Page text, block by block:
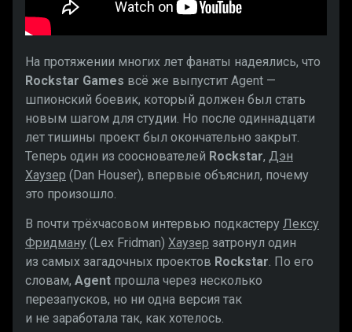
На протяжении многих лет фанаты надеялись, что
Rockstar Games всё же выпустит Agent —
шпионский боевик, который должен был стать
новым шагом для студии. Но после одиннадцати
лет тишины проект был окончательно закрыт.
Теперь один из сооснователей Rockstar, Дэн
Хаузер (Dan Houser), впервые объяснил, почему
это произошло.
В почти трёхчасовом интервью подкастеру Лексу
Фридману (Lex Fridman) Хаузер затронул один
из самых загадочных проектов Rockstar. По его
словам, Agent прошла через несколько
перезапусков, но ни одна версия так
и не заработала так, как хотелось.